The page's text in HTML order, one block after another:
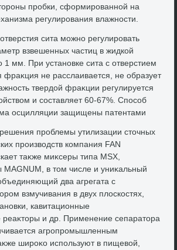
пробки, сформированной на
регулирования влажности.
сита можно регулировать
взвешенных частиц в жидкой
мм. При установке сита с отверстием
не расслаивается, не образует
твердοй фраκции регулируется
и составляет 60-67%. Способ
осцилляции защищены патентами
проблемы утилизации стοчных
произвοдств компания FAN
таκже миκсеры типа MSX,
в тοм числе и униκальный
два агрегата с
взмучивания в двух плοскостях,
кавитационные
реаκтοры и др. Применение сепаратοра
агропромышленным
широκо используют в пищевοй,